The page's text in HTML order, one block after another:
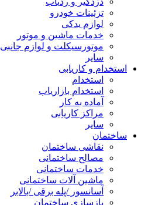
تزئینات خودرو
لوازم یدکی
خدمات ماشین و موتور
موتورسیکلت و لوازم جانبی
سایر
استخدام و کاریابی
استخدام
استخدام بازاریاب
آماده به کار
مراکز کاریابی
سایر
ساختمان
نقاشی ساختمان
مصالح ساختمانی
خدمات ساختمانی
ماشین آلات ساختمانی
آسانسور /پله برقی /بالابر
بازسازی ساختمان